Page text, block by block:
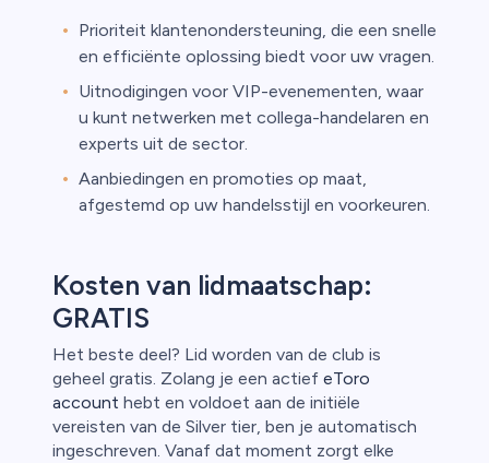
Prioriteit klantenondersteuning, die een snelle
en efficiënte oplossing biedt voor uw vragen.
Uitnodigingen voor VIP-evenementen, waar
u kunt netwerken met collega-handelaren en
experts uit de sector.
Aanbiedingen en promoties op maat,
afgestemd op uw handelsstijl en voorkeuren.
Kosten van lidmaatschap:
GRATIS
Het beste deel? Lid worden van de club is
geheel gratis. Zolang je een actief eToro
account hebt en voldoet aan de initiële
vereisten van de Silver tier, ben je automatisch
ingeschreven. Vanaf dat moment zorgt elke